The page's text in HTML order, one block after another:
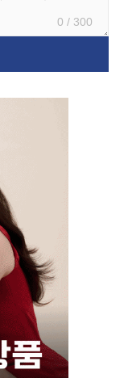
0 / 300